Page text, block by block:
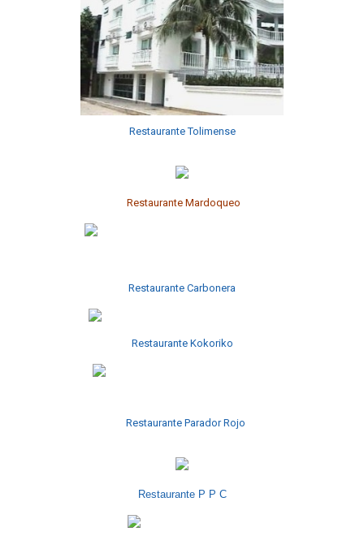
Restaurante Tolimense
Restaurante Mardoqueo
Restaurante Carbonera
Restaurante Kokoriko
Restaurante Parador Rojo
Restaurante P P C